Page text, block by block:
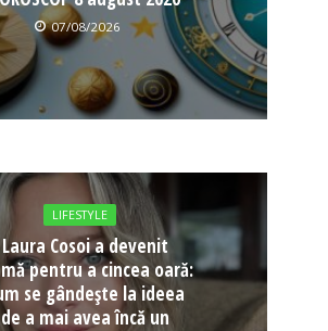
07/08/2026
LIFESTYLE
Laura Cosoi a devenit
pentru a cincea oară:
se gândește la ideea
de a mai avea încă un